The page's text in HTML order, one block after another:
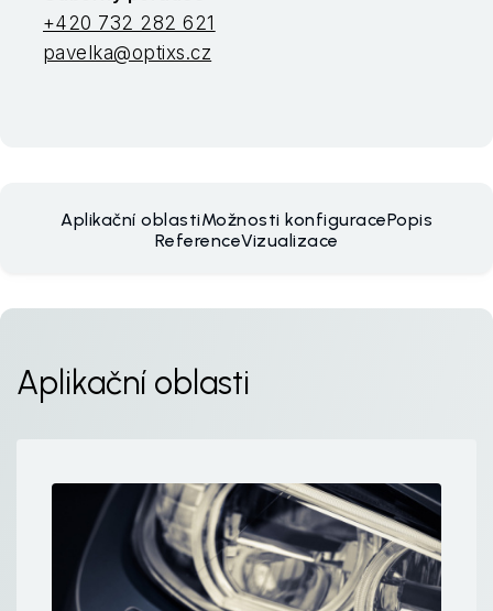
+420 732 282 621
pavelka@optixs.cz
Aplikační oblastiMožnosti konfiguracePopis
ReferenceVizualizace
Aplikační oblasti